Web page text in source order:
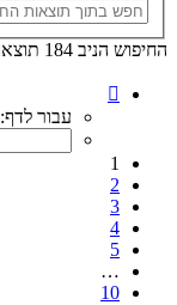
החיפוש הניב 184 תוצאות
מתוך
עבור לדף:
1
2
3
4
5
…
10